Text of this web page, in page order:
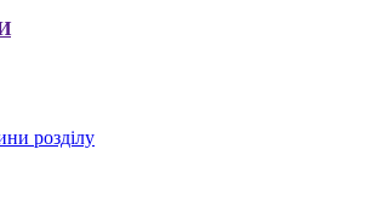
розділу